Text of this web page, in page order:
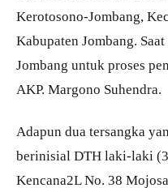
Kerotosono-Jombang,
Kabupaten Jombang.
Jombang untuk proses
AKP. Margono Suhendra.
Adapun dua tersangka
berinisial DTH laki-laki
Kencana2L No. 38